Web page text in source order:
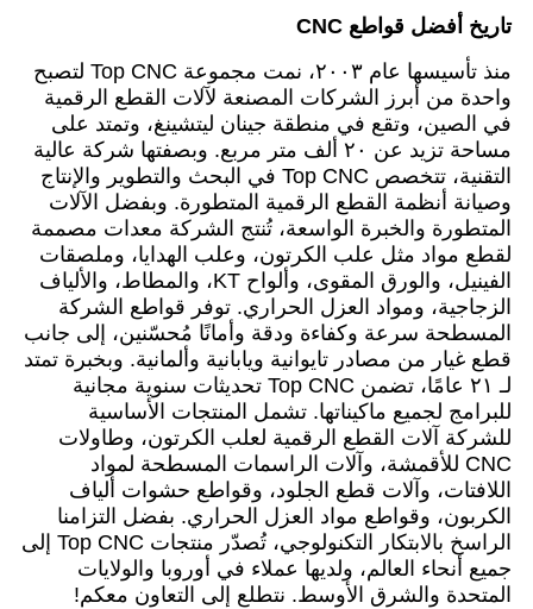
تاريخ أفضل قواطع CNC
منذ تأسيسها عام ٢٠٠٣، نمت مجموعة Top CNC لتصبح
واحدة من أبرز الشركات المصنعة لآلات القطع الرقمية
في الصين، وتقع في منطقة جينان ليتشينغ، وتمتد على
مساحة تزيد عن ٢٠ ألف متر مربع. وبصفتها شركة عالية
التقنية، تتخصص Top CNC في البحث والتطوير والإنتاج
وصيانة أنظمة القطع الرقمية المتطورة. وبفضل الآلات
المتطورة والخبرة الواسعة، تُنتج الشركة معدات مصممة
لقطع مواد مثل علب الكرتون، وعلب الهدايا، وملصقات
الفينيل، والورق المقوى، وألواح KT، والمطاط، والألياف
الزجاجية، ومواد العزل الحراري. توفر قواطع الشركة
المسطحة سرعة وكفاءة ودقة وأمانًا مُحسّنين، إلى جانب
قطع غيار من مصادر تايوانية ويابانية وألمانية. وبخبرة تمتد
لـ ٢١ عامًا، تضمن Top CNC تحديثات سنوية مجانية
للبرامج لجميع ماكيناتها. تشمل المنتجات الأساسية
للشركة آلات القطع الرقمية لعلب الكرتون، وطاولات
CNC للأقمشة، وآلات الراسمات المسطحة لمواد
اللافتات، وآلات قطع الجلود، وقواطع حشوات ألياف
الكربون، وقواطع مواد العزل الحراري. بفضل التزامنا
الراسخ بالابتكار التكنولوجي، تُصدّر منتجات Top CNC إلى
جميع أنحاء العالم، ولديها عملاء في أوروبا والولايات
المتحدة والشرق الأوسط. نتطلع إلى التعاون معكم!